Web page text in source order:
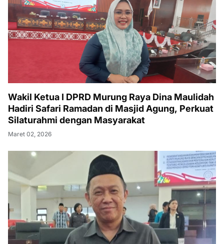
Wakil Ketua I DPRD Murung Raya Dina Maulidah
Hadiri Safari Ramadan di Masjid Agung, Perkuat
Silaturahmi dengan Masyarakat
Maret 02, 2026